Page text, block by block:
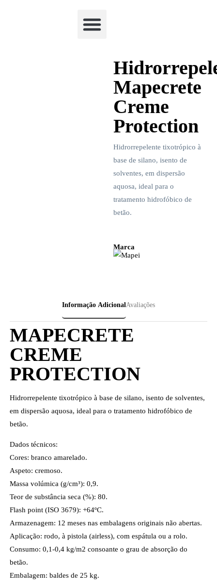
Mapecrete
Creme
Protection
Hidrorrepelente tixotrópico à
base de silano, isento de
solventes, em dispersão
aquosa, ideal para o
tratamento hidrofóbico de
betão.
Marca
Informação AdicionalAvaliações
MAPECRETE
CREME
PROTECTION
Hidrorrepelente tixotrópico à base de silano, isento de solventes,
em dispersão aquosa, ideal para o tratamento hidrofóbico de
betão.
Dados técnicos:
Cores: branco amarelado.
Aspeto: cremoso.
Massa volúmica (g/cm³): 0,9.
Teor de substância seca (%): 80.
Flash point (ISO 3679): +64ºC.
Armazenagem: 12 meses nas embalagens originais não abertas.
Aplicação: rodo, à pistola (airless), com espátula ou a rolo.
Consumo: 0,1-0,4 kg/m2 consoante o grau de absorção do
betão.
Embalagem: baldes de 25 kg.